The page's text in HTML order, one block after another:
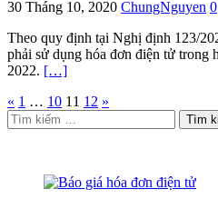
30 Tháng 10, 2020 ChungNguyen 0
Theo quy định tại Nghị định 123/
phải sử dụng hóa đơn điện tử trong
2022. […]
Phân
trang
« 1 … 10 11 12 »
Tìm
kiếm